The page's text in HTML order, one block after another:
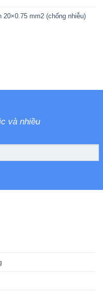
20×0.75 mm2 (chống nhiễu)
và nhiều